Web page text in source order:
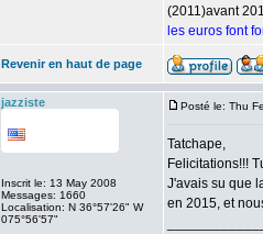
(2011)avant
les euros font
Revenir en haut de page
jazziste
Inscrit le: 13 May 2008
Messages: 1660
Localisation: N 36°57'26" W
075°56'57"
Posté le: Thu
Tatchape,
Felicitations!!!
J'avais su que
en 2015, et